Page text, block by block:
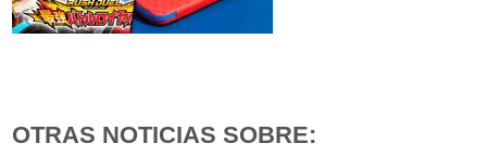
OTRAS NOTICIAS SOBRE: